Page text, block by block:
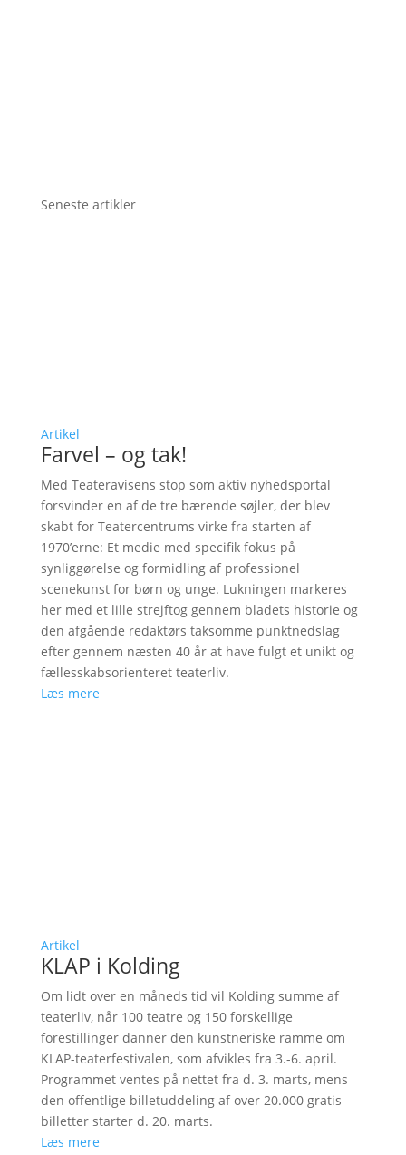
Seneste artikler
Artikel
Farvel – og tak!
Med Teateravisens stop som aktiv nyhedsportal
forsvinder en af de tre bærende søjler, der blev
skabt for Teatercentrums virke fra starten af
1970’erne: Et medie med specifik fokus på
synliggørelse og formidling af professionel
scenekunst for børn og unge. Lukningen markeres
her med et lille strejftog gennem bladets historie og
den afgående redaktørs taksomme punktnedslag
efter gennem næsten 40 år at have fulgt et unikt og
fællesskabsorienteret teaterliv.
Læs mere
Artikel
KLAP i Kolding
Om lidt over en måneds tid vil Kolding summe af
teaterliv, når 100 teatre og 150 forskellige
forestillinger danner den kunstneriske ramme om
KLAP-teaterfestivalen, som afvikles fra 3.-6. april.
Programmet ventes på nettet fra d. 3. marts, mens
den offentlige billetuddeling af over 20.000 gratis
billetter starter d. 20. marts.
Læs mere